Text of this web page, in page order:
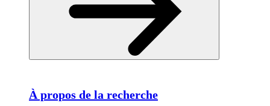
À propos de la recherche